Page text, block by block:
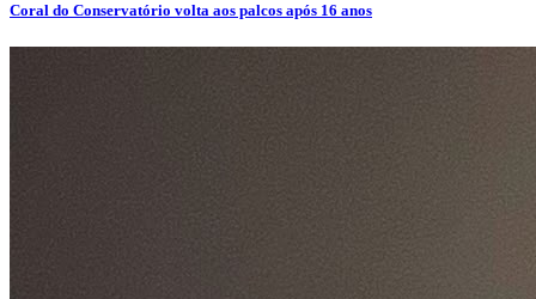
Coral do Conservatório volta aos palcos após 16 anos